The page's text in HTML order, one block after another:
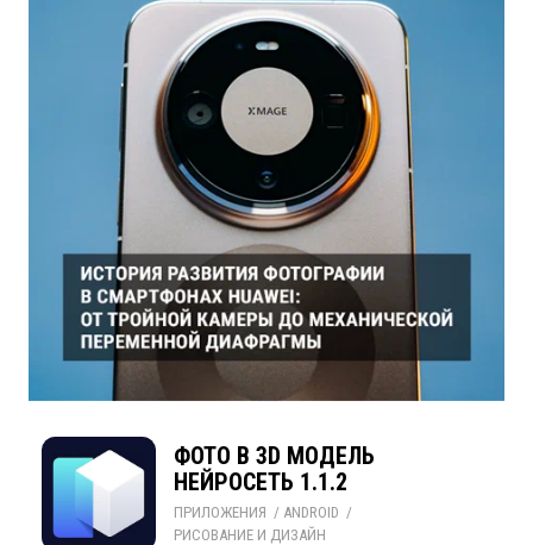
ФОТО В 3D МОДЕЛЬ
НЕЙРОСЕТЬ 1.1.2
ПРИЛОЖЕНИЯ / ANDROID /
РИСОВАНИЕ И ДИЗАЙН